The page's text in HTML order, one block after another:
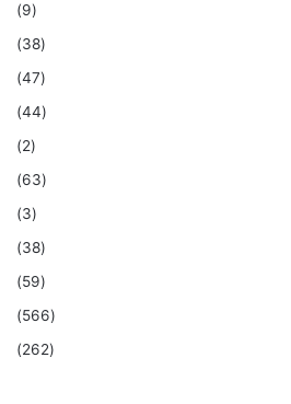
(9)
(38)
(47)
(44)
(2)
(63)
(3)
(38)
(59)
(566)
(262)